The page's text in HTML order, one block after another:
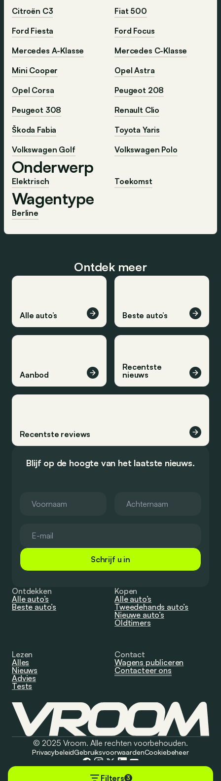
Filters 3
Citroën C3
Fiat 500
Ford Fiesta
Ford Focus
Mercedes A-Klasse
Mercedes C-Klasse
Mini Cooper
Opel Astra
Opel Corsa
Peugeot 208
Peugeot 308
Renault Clio
Škoda Fabia
Toyota Yaris
Volkswagen Golf
Volkswagen Polo
Onderwerp
Elektrisch Toekomst
Wagentype
Berline
Ontdek meer
Alle auto’s Beste auto’s
Aanbod
Recentste
nieuws
Recentste reviews
Blijf op de hoogte van het laatste nieuws.
Schrijf u in
Ontdekken
Alle auto’s
Beste auto’s
Kopen
Alle auto’s
Tweedehands auto’s
Nieuwe auto’s
Oldtimers
Lezen
Alles
Nieuws
Advies
Tests
Contact
Wagens publiceren
Contacteer ons
© 2025 Vroom. Alle rechten voorbehouden.
PrivacybeleidGebruiksvoorwaardenCookiebeheer